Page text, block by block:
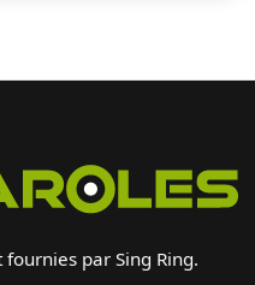
par Sing Ring.